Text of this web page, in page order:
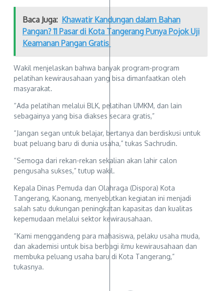
Baca Juga: Khawatir Kandungan dalam Bahan
Pangan? 11 Pasar di Kota Tangerang Punya Pojok Uji
Keamanan Pangan Gratis
Wakil menjelaskan bahwa banyak program-program
pelatihan kewirausahaan yang bisa dimanfaatkan oleh
masyarakat.
“Ada pelatihan melalui BLK, pelatihan UMKM, dan lain
sebagainya yang bisa diakses secara gratis,”
“Jangan segan untuk belajar, bertanya dan berdiskusi untuk
buat peluang baru di dunia usaha,” tukas Sachrudin.
“Semoga dari rekan-rekan sekalian akan lahir calon
pengusaha sukses,” tutup wakil.
Kepala Dinas Pemuda dan Olahraga (Dispora) Kota
Tangerang, Kaonang, menyebutkan kegiatan ini menjadi
salah satu dukungan peningkatan kapasitas dan kualitas
kepemudaan melalui sektor kewirausahaan.
“Kami menggandeng para mahasiswa, pelaku usaha muda,
dan akademisi untuk bisa berbagi ilmu kewirausahaan dan
membuka peluang usaha baru di Kota Tangerang,”
tukasnya.